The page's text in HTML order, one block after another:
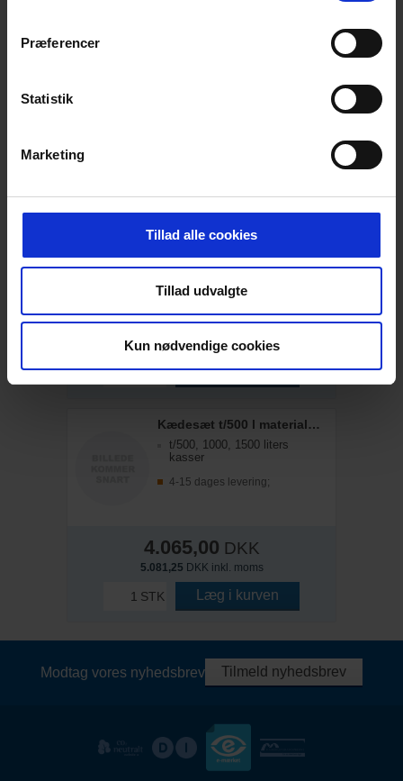
Præferencer
Statistik
Marketing
Tillad alle cookies
Tillad udvalgte
Kun nødvendige cookies
Kædesæt t/ 1500 l materialekasse
kasser
4-15 dages levering;
5.935,00DKK
7.418,75DKK inkl. moms
STK Læg i kurven
Kædesæt t/500 l materialekasse
t/500, 1000, 1500 liters
kasser
4-15 dages levering;
4.065,00 DKK
5.081,25 DKK inkl. moms
STK Læg i kurven
Modtag vores nyhedsbrev Tilmeld nyhedsbrev